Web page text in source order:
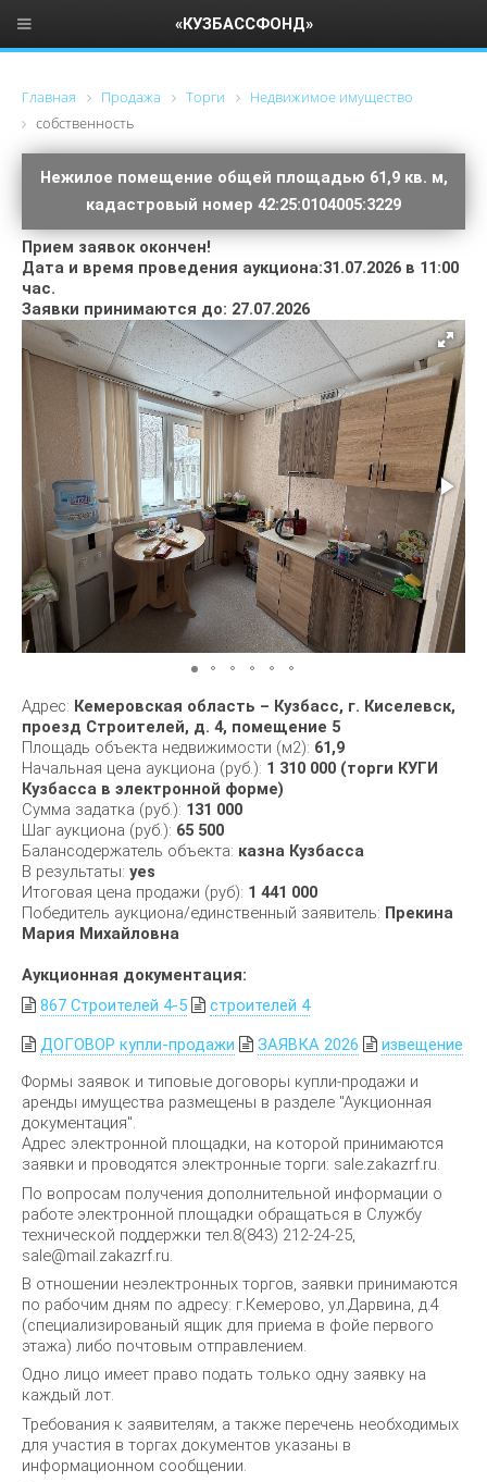
Главная Продажа Торги
Недвижимое имущество
cобственность
Нежилое помещение общей площадью 61,9 кв. м,
кадастровый номер 42:25:0104005:3229
Прием заявок окончен!
Дата и время проведения аукциона:31.07.2026 в 11:00
час.
Заявки принимаются до: 27.07.2026
Адрес: Кемеровская область – Кузбасс, г. Киселевск,
проезд Строителей, д. 4, помещение 5
Площадь объекта недвижимости (м2): 61,9
Начальная цена аукциона (руб.): 1 310 000 (торги КУГИ
Кузбасса в электронной форме)
Сумма задатка (руб.): 131 000
Шаг аукциона (руб.): 65 500
Балансодержатель объекта: казна Кузбасса
В результаты: yes
Итоговая цена продажи (руб): 1 441 000
Победитель аукциона/единственный заявитель: Прекина
Мария Михайловна
Аукционная документация:
867 Строителей 4-5
строителей 4
ДОГОВОР купли-продажи
ЗАЯВКА 2026
извещение
Формы заявок и типовые договоры купли-продажи и
аренды имущества размещены в разделе "Аукционная
документация".
Адрес электронной площадки, на которой принимаются
заявки и проводятся электронные торги: sale.zakazrf.ru.
По вопросам получения дополнительной информации о
работе электронной площадки обращаться в Службу
технической поддержки тел.8(843) 212-24-25,
sale@mail.zakazrf.ru.
В отношении неэлектронных торгов, заявки принимаются
по рабочим дням по адресу: г.Кемерово, ул.Дарвина, д.4
(специализированый ящик для приема в фойе первого
этажа) либо почтовым отправлением.
Одно лицо имеет право подать только одну заявку на
каждый лот.
Требования к заявителям, а также перечень необходимых
для участия в торгах документов указаны в
информационном сообщении.
«КУЗБАССФОНД»